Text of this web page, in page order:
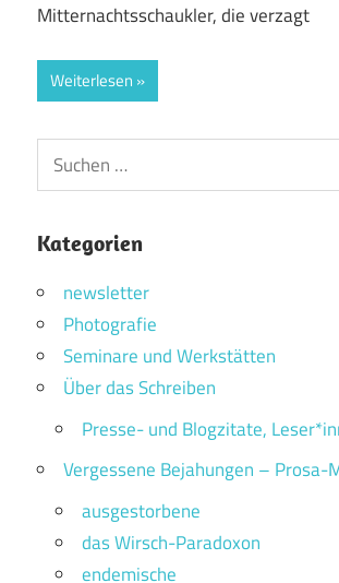
Mitternachtsschaukler, die verzagt
Weiterlesen
Suchen
nach:
Kategorien
newsletter
Photografie
Seminare und Werkstätten
Über das Schreiben
Presse- und Blogzitate,
Vergessene Bejahungen – Prosa-
ausgestorbene
das Wirsch-Paradoxon
endemische